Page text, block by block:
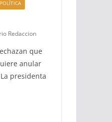
POLÍTICA
Redaccion
que
anular
presidenta